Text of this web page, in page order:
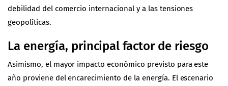
debilidad del comercio internacional y a las tensiones
geopolíticas.
La energía, principal factor de riesgo
Asimismo, el mayor impacto económico previsto para este
año proviene del encarecimiento de la energía. El escenario